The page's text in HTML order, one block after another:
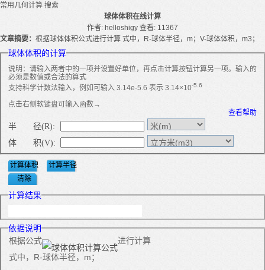
常用几何计算 搜索
球体体积在线计算
作者: helloshigy 查看: 11367
文章摘要： 根据球体体积公式进行计算 式中，R-球体半径，m；V-球体体积，m3；
球体体积的计算
说明：请输入两者中的一项并设置好单位，再点击计算按钮计算另一项。输入的
必须是数值或合法的算式
支持科学计数法输入，例如可输入 3.14e-5.6 表示 3.14×10-5.6
点击右侧软键盘可输入函数→
查看帮助
半 径(R):
体 积(V):
计算结果
依据说明
根据公式
进行计算
式中，R-球体半径，m；